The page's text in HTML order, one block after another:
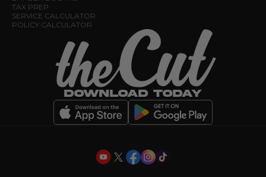
TAX PREP
SERVICE CALCULATOR
POLICY CALCULATOR
DOWNLOAD TODAY